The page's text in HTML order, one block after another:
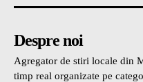
Despre noi
Agregator de stiri locale din
timp real organizate pe